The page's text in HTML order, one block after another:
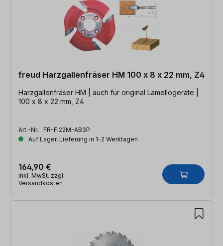
freud Harzgallenfräser HM 100 x 8 x 22 mm, Z4
Harzgallenfräser HM | auch für original Lamellogeräte |
100 x 8 x 22 mm, Z4
Art.-Nr.: FR-FI22M-AB3P
Auf Lager, Lieferung in 1-2 Werktagen
164,90 €
inkl. MwSt. zzgl.
Versandkosten